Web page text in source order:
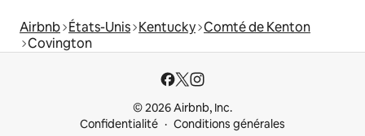
Airbnb États-Unis Kentucky Comté de Kenton
Covington
© 2026 Airbnb, Inc.
Confidentialité
Conditions générales